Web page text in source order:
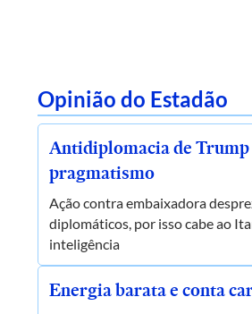
Opinião do Estadão
Antidiplomacia de
pragmatismo
Ação contra embaixadora
diplomáticos, por isso cabe ao
inteligência
Energia barata e conta